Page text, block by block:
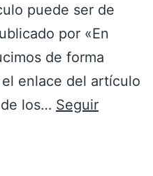
puede ser de
por «En
de forma
enlace del artículo
los… Seguir